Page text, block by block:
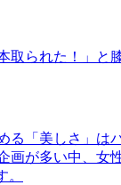
られた！」と
「美しさ」
が多い中、女